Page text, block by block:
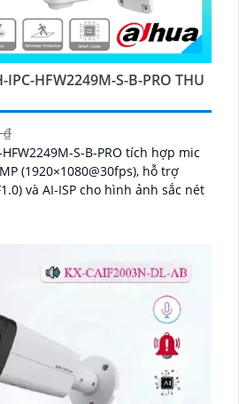
IPC-HFW2249M-S-B-PRO THU
₫
S-B-PRO tích hợp mic
(1920×1080@30fps), hỗ trợ
và AI-ISP cho hình ảnh sắc nét